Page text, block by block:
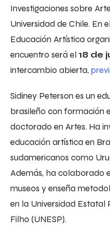
Investigaciones sobre
Universidad de Chile. En
Educación Artística
encuentro será el 18 de
intercambio abierta,
Sidiney Peterson es un
brasileño con formación
doctorado en Artes. Ha
educación artística en
sudamericanos como
Además, ha colaborado
museos y enseña
en la Universidad Estatal
Filho (UNESP).